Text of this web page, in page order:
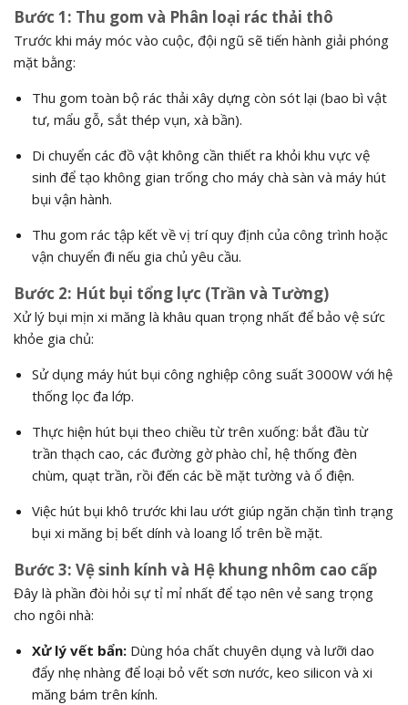
Bước 1: Thu gom và Phân loại rác thải thô
Trước khi máy móc vào cuộc, đội ngũ sẽ tiến hành giải phóng
mặt bằng:
Thu gom toàn bộ rác thải xây dựng còn sót lại (bao bì vật
tư, mẩu gỗ, sắt thép vụn, xà bần).
Di chuyển các đồ vật không cần thiết ra khỏi khu vực vệ
sinh để tạo không gian trống cho máy chà sàn và máy hút
bụi vận hành.
Thu gom rác tập kết về vị trí quy định của công trình hoặc
vận chuyển đi nếu gia chủ yêu cầu.
Bước 2: Hút bụi tổng lực (Trần và Tường)
Xử lý bụi mịn xi măng là khâu quan trọng nhất để bảo vệ sức
khỏe gia chủ:
Sử dụng máy hút bụi công nghiệp công suất 3000W với hệ
thống lọc đa lớp.
Thực hiện hút bụi theo chiều từ trên xuống: bắt đầu từ
trần thạch cao, các đường gờ phào chỉ, hệ thống đèn
chùm, quạt trần, rồi đến các bề mặt tường và ổ điện.
Việc hút bụi khô trước khi lau ướt giúp ngăn chặn tình trạng
bụi xi măng bị bết dính và loang lổ trên bề mặt.
Bước 3: Vệ sinh kính và Hệ khung nhôm cao cấp
Đây là phần đòi hỏi sự tỉ mỉ nhất để tạo nên vẻ sang trọng
cho ngôi nhà:
Xử lý vết bẩn:Dùng hóa chất chuyên dụng và lưỡi dao
đẩy nhẹ nhàng để loại bỏ vết sơn nước, keo silicon và xi
măng bám trên kính.